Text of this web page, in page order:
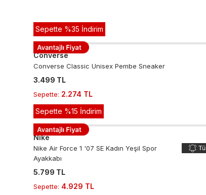
Sepette %35 İndirim
Converse
Converse Classic Unisex Pembe Sneaker
3.499 TL
Sepette: 2.274 TL
Sepette %15 İndirim
Nike
Nike Air Force 1 '07 SE Kadın Yeşil Spor
Ayakkabı
5.799 TL
Sepette: 4.929 TL